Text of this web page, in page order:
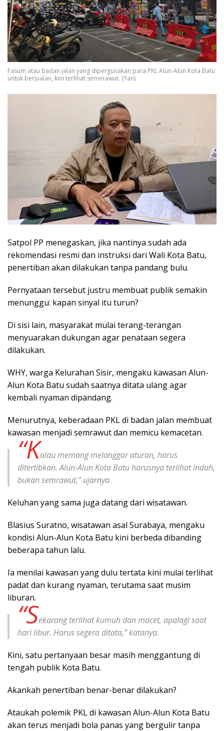
Fasum atau badan jalan yang dipergunakan para PKL Alun-Alun Kota Batu
untuk berjualan, kini terlihat semerawut. (Yan)
Satpol PP menegaskan, jika nantinya sudah ada
rekomendasi resmi dan instruksi dari Wali Kota Batu,
penertiban akan dilakukan tanpa pandang bulu.
Pernyataan tersebut justru membuat publik semakin
menunggu: kapan sinyal itu turun?
Di sisi lain, masyarakat mulai terang-terangan
menyuarakan dukungan agar penataan segera
dilakukan.
WHY, warga Kelurahan Sisir, mengaku kawasan Alun-
Alun Kota Batu sudah saatnya ditata ulang agar
kembali nyaman dipandang.
Menurutnya, keberadaan PKL di badan jalan membuat
kawasan menjadi semrawut dan memicu kemacetan.
“Kalau memang melanggar aturan, harus
ditertibkan. Alun-Alun Kota Batu harusnya terlihat indah,
bukan semrawut,” ujarnya.
Keluhan yang sama juga datang dari wisatawan.
Blasius Suratno, wisatawan asal Surabaya, mengaku
kondisi Alun-Alun Kota Batu kini berbeda dibanding
beberapa tahun lalu.
Ia menilai kawasan yang dulu tertata kini mulai terlihat
padat dan kurang nyaman, terutama saat musim
liburan.
“Sekarang terlihat kumuh dan macet, apalagi saat
hari libur. Harus segera ditata,” katanya.
Kini, satu pertanyaan besar masih menggantung di
tengah publik Kota Batu.
Akankah penertiban benar-benar dilakukan?
Ataukah polemik PKL di kawasan Alun-Alun Kota Batu
akan terus menjadi bola panas yang bergulir tanpa